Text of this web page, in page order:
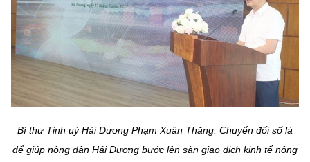
Bí thư Tỉnh uỷ Hải Dương Phạm Xuân Thăng: Chuyển đổi số là
để giúp nông dân Hải Dương bước lên sàn giao dịch kinh tế nông